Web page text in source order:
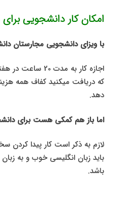
امکان کار دانشجویی
با ویزای دانشجویی مجارستان
اجازه کار به مدت
که دریافت میکنید کفاف همه
دهد.
اما باز هم کمکی هست برای
لازم به ذکر است کار پیدا کردن
باید زبان انگلیسی خوب و به
باشد.